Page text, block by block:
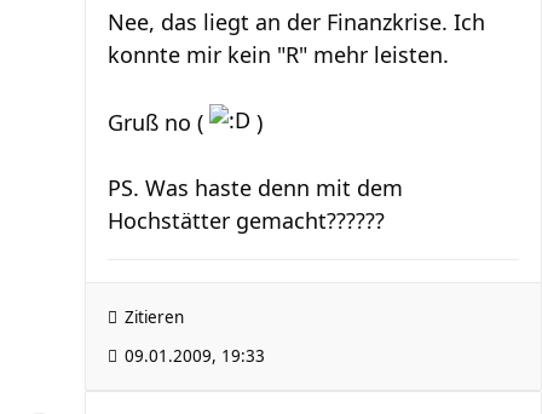
Nee, das liegt an der Finanzkrise. Ich
konnte mir kein "R" mehr leisten.
Gruß no ( )
PS. Was haste denn mit dem
Hochstätter gemacht??????
Zitieren
09.01.2009, 19:33